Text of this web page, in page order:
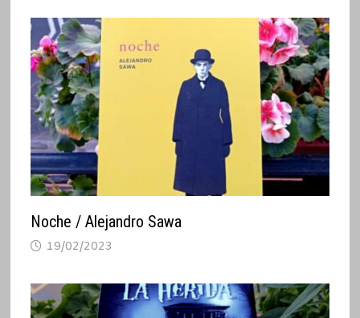
Noche / Alejandro Sawa
19/02/2023